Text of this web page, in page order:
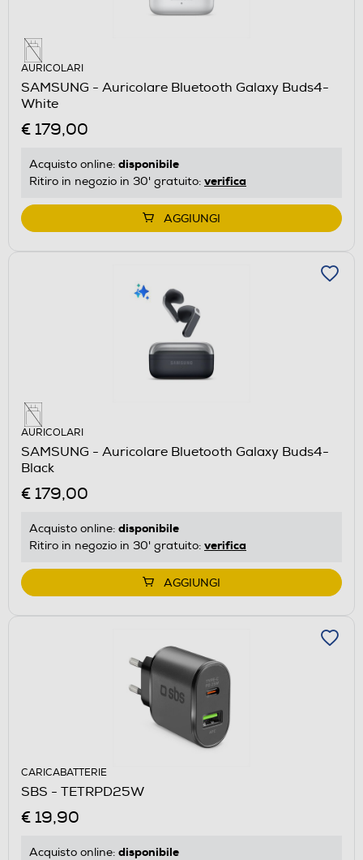
AURICOLARI
SAMSUNG - Auricolare Bluetooth Galaxy Buds4-
White
€ 179,00
Acquisto online: disponibile
Ritiro in negozio in 30' gratuito: verifica
AGGIUNGI
AURICOLARI
SAMSUNG - Auricolare Bluetooth Galaxy Buds4-
Black
€ 179,00
Acquisto online: disponibile
Ritiro in negozio in 30' gratuito: verifica
AGGIUNGI
CARICABATTERIE
SBS - TETRPD25W
€ 19,90
Acquisto online: disponibile